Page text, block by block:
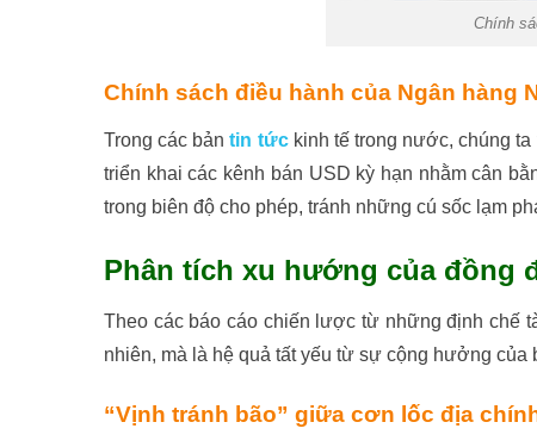
Chính
Chính sách điều hành của Ngân hàng
Trong các bảntin tứckinh tế trong nước, chúng
triển khai các kênh bán USD kỳ hạn nhằm cân
trong biên độ cho phép, tránh những cú sốc lạm
Phân tích xu hướng của đồng
Theo các báo cáo chiến lược từ những định chế
nhiên, mà là hệ quả tất yếu từ sự cộng hưởng của
“Vịnh tránh bão” giữa cơn lốc địa